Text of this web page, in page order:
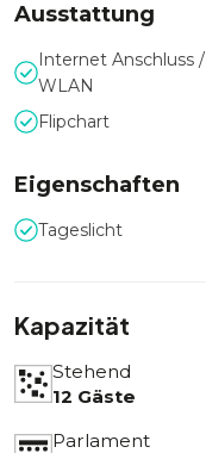
Ausstattung
Internet Anschluss /
WLAN
Flipchart
Eigenschaften
Tageslicht
Kapazität
Stehend
12 Gäste
Parlament